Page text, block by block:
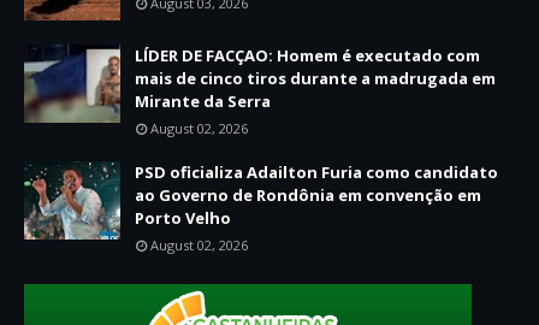
LÍDER DE FACÇAO: Homem é executado com
mais de cinco tiros durante a madrugada em
Mirante da Serra
August 02, 2026
PSD oficializa Adailton Furia como candidato
ao Governo de Rondônia em convenção em
Porto Velho
August 02, 2026